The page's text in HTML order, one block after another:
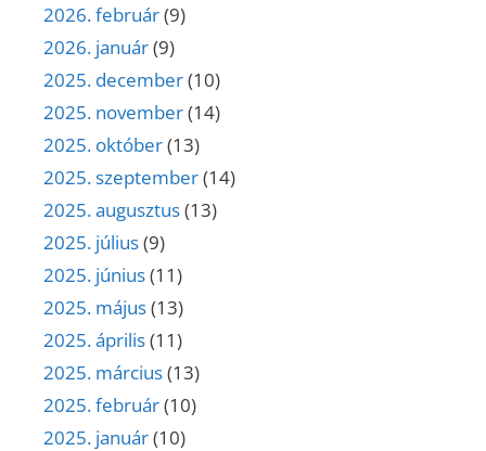
2026. február(9)
2026. január(9)
2025. december(10)
2025. november(14)
2025. október(13)
2025. szeptember(14)
2025. augusztus(13)
2025. július(9)
2025. június(11)
2025. május(13)
2025. április(11)
2025. március(13)
2025. február(10)
2025. január(10)